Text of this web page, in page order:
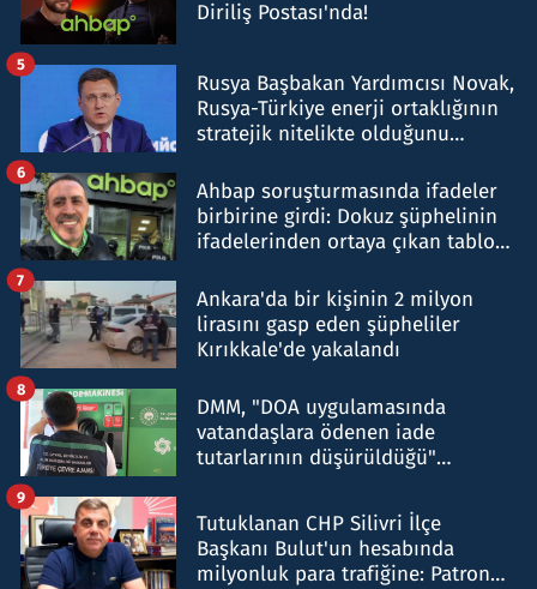
Diriliş Postası'nda!
Rusya Başbakan Yardımcısı Novak,
Rusya-Türkiye enerji ortaklığının
stratejik nitelikte olduğunu
5
Ahbap soruşturmasında ifadeler
birbirine girdi: Dokuz şüphelinin
ifadelerinden ortaya çıkan tablo
6
Ankara'da bir kişinin 2 milyon
lirasını gasp eden şüpheliler
Kırıkkale'de yakalandı
7
DMM, "DOA uygulamasında
vatandaşlara ödenen iade
tutarlarının düşürüldüğü"
8
Tutuklanan CHP Silivri İlçe
Başkanı Bulut'un hesabında
milyonluk para trafiğine: Patron
9